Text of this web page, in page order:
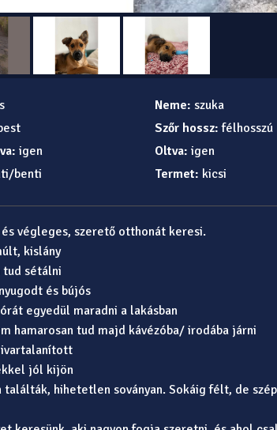
Neme: szuka
Szőr hossz: félhosszú
igen Oltva: igen
benti Termet: kicsi
végleges, szerető otthonát keresi.
kislány
tud sétálni
és bújós
egyedül maradni a lakásban
hamarosan tud majd kávézóba/ irodába járni
jól kijön
találták, hihetetlen soványan. Sokáig félt, de